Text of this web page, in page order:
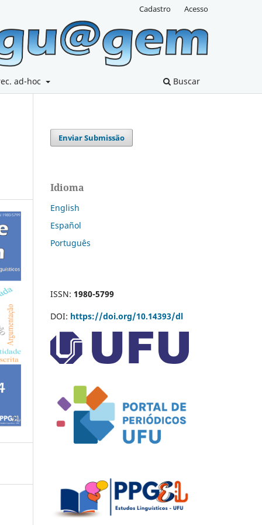
ad-hoc Buscar
Cadastro Acesso
Enviar Submissão
Idioma
English
Español
Português
ISSN: 1980-5799
DOI: https://doi.org/10.14393/dl